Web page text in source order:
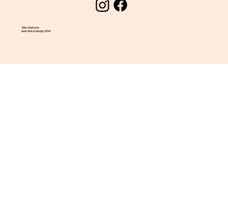
Site criado por
Lean Arte & Design 2024